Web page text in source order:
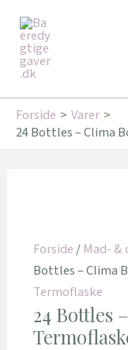
indholdet
Forside
Varer
24 Bottles – Clima
Forside/Mad-
Bottles – Clima
Termoflaske
24 Bottles
Tilbud!
Tilbud!
Tilbud!
Tilbud!